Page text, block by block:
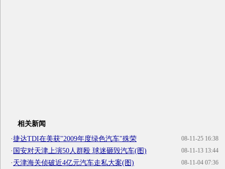
相关新闻
08-11-25 16:38
·捷达TDI在美获"2009年度绿色汽车"殊荣
08-11-13 13:44
·国安对天津上演50人群殴 球迷砸毁汽车(图)
08-11-04 07:36
·天津海关侦破近4亿元汽车走私大案(图)